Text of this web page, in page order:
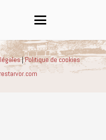
|Politique de cookies